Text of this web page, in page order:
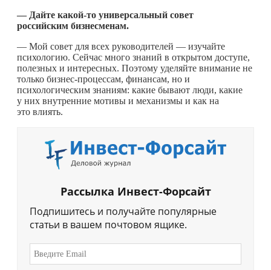
— Дайте какой-то универсальный совет
российским бизнесменам.
— Мой совет для всех руководителей — изучайте
психологию. Сейчас много знаний в открытом доступе,
полезных и интересных. Поэтому уделяйте внимание не
только бизнес-процессам, финансам, но и
психологическим знаниям: какие бывают люди, какие
у них внутренние мотивы и механизмы и как на
это влиять.
Рассылка Инвест-Форсайт
Подпишитесь и получайте популярные
статьи в вашем почтовом ящике.